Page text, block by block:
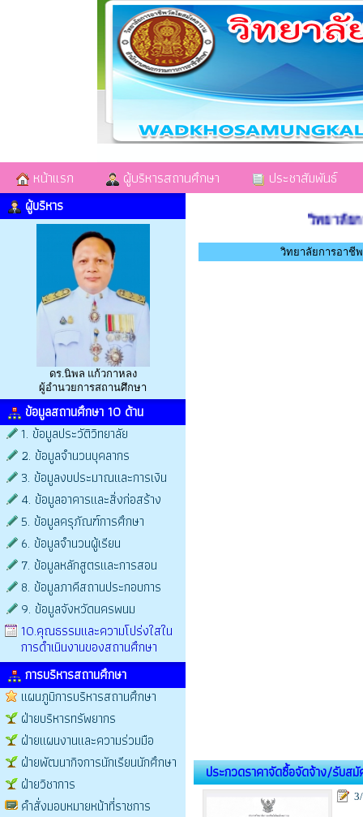
หน้าแรก ผู้บริหารสถานศึกษา ประชาสัมพันธ์
ผู้บริหาร
ดร.นิพล แก้วกาหลง
ผู้อำนวยการสถานศึกษา
ข้อมูลสถานศึกษา 10 ด้าน
1. ข้อมูลประวัติวิทยาลัย
2. ข้อมูลจำนวนบุคลากร
3. ข้อมูลงบประมาณและการเงิน
4. ข้อมูลอาคารและสิ่งก่อสร้าง
5. ข้อมูลครุภัณฑ์การศึกษา
6. ข้อมูลจำนวนผู้เรียน
7. ข้อมูลหลักสูตรและการสอน
8. ข้อมูลภาคีสถานประกอบการ
9. ข้อมูลจังหวัดนครพนม
10.คุณธรรมและความโปร่งใสใน
การดำเนินงานของสถานศึกษา
การบริหารสถานศึกษา
แผนภูมิการบริหารสถานศึกษา
ฝ่ายบริหารทรัพยากร
ฝ่ายแผนงานและความร่วมมือ
ฝ่ายพัฒนากิจการนักเรียนนักศึกษา
ฝ่ายวิชาการ
คำสั่งมอบหมายหน้าที่ราชการ
วิทยาลัยกา
วิทยาลัยการอาชี
ประกวดราคาจัดซื้อจัดจ้าง/รับสมั